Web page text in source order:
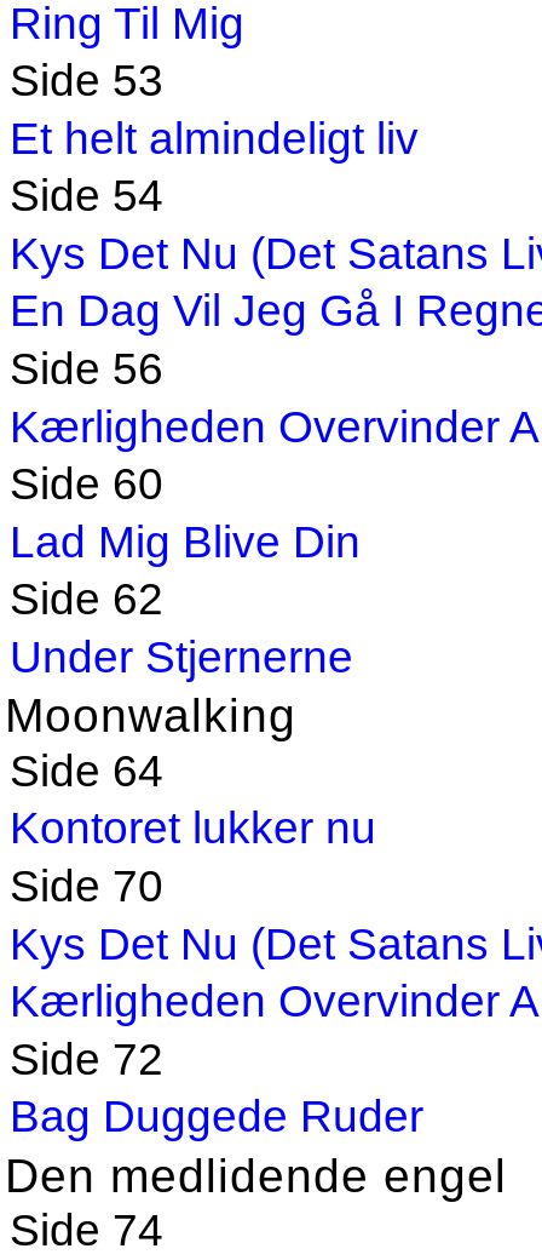
Ring Til Mig
Side 53
Et helt almindeligt liv
Side 54
Kys Det Nu (Det Satans
En Dag Vil Jeg Gå I
Side 56
Kærligheden Overvinder
Side 60
Lad Mig Blive Din
Side 62
Under Stjernerne
Moonwalking
Side 64
Kontoret lukker nu
Side 70
Kys Det Nu (Det Satans
Kærligheden Overvinder
Side 72
Bag Duggede Ruder
Den medlidende engel
Side 74